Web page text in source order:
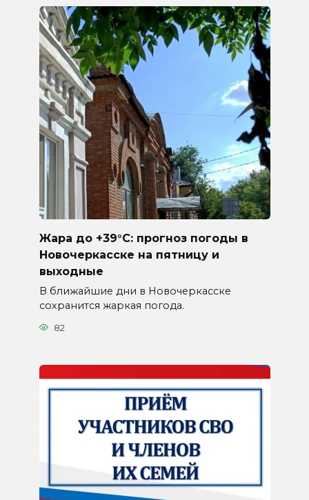
Жара до +39°C: прогноз погоды в
Новочеркасске на пятницу и
выходные
В ближайшие дни в Новочеркасске
сохранится жаркая погода.
82